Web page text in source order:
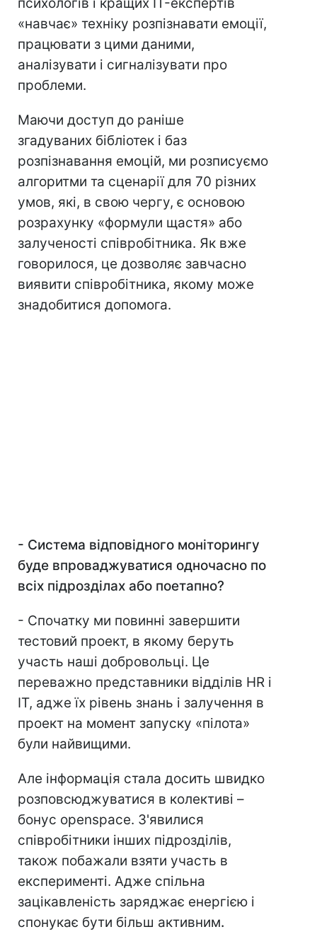
психологів і кращих IT-експертів
«навчає» техніку розпізнавати емоції,
працювати з цими даними,
аналізувати і сигналізувати про
проблеми.
Маючи доступ до раніше
згадуваних бібліотек і баз
розпізнавання емоцій, ми розписуємо
алгоритми та сценарії для 70 різних
умов, які, в свою чергу, є основою
розрахунку «формули щастя» або
залученості співробітника. Як вже
говорилося, це дозволяє завчасно
виявити співробітника, якому може
знадобитися допомога.
- Система відповідного моніторингу
буде впроваджуватися одночасно по
всіх підрозділах або поетапно?
- Спочатку ми повинні завершити
тестовий проект, в якому беруть
участь наші добровольці. Це
переважно представники відділів HR і
IT, адже їх рівень знань і залучення в
проект на момент запуску «пілота»
були найвищими.
Але інформація стала досить швидко
розповсюджуватися в колективі –
бонус openspace. З'явилися
співробітники інших підрозділів,
також побажали взяти участь в
експерименті. Адже спільна
зацікавленість заряджає енергією і
спонукає бути більш активним.